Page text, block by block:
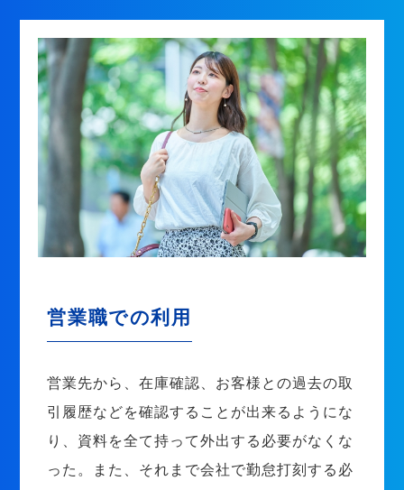
営業職での利用
営業先から、在庫確認、お客様との過去の取
引履歴などを確認することが出来るようにな
り、資料を全て持って外出する必要がなくな
った。また、それまで会社で勤怠打刻する必